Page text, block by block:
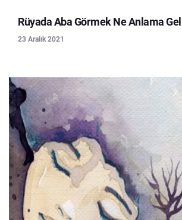
Rüyada Aba Görmek Ne Anlama
23 Aralık 2021